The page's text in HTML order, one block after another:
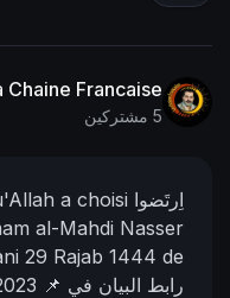
s
l
s
Chaine Francaise
5 مشتركين
a choisi اِرتَضوا
al-Mahdi Nasser
29 Rajab 1444 de
📌 رابط البيان في